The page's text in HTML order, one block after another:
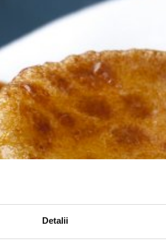
Detalii